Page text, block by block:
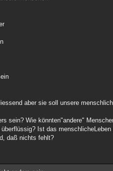
aber sie soll unsere
sein? Wie könnten"andere"
Ist das menschlicheLeben
daß nichts fehlt?